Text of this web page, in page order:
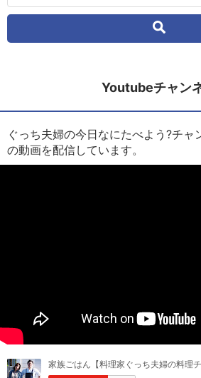
Youtubeチャン
ぐっち夫婦の今日なにたべよう?チャ
の動画を配信しています。